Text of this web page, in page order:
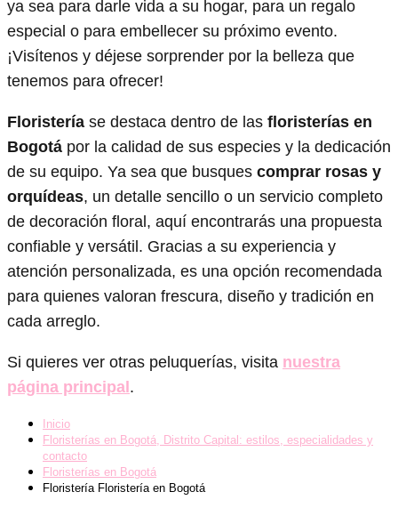
ya sea para darle vida a su hogar, para un regalo
especial o para embellecer su próximo evento.
¡Visítenos y déjese sorprender por la belleza que
tenemos para ofrecer!
Floristería se destaca dentro de las floristerías en
Bogotá por la calidad de sus especies y la dedicación
de su equipo. Ya sea que busques comprar rosas y
orquídeas, un detalle sencillo o un servicio completo
de decoración floral, aquí encontrarás una propuesta
confiable y versátil. Gracias a su experiencia y
atención personalizada, es una opción recomendada
para quienes valoran frescura, diseño y tradición en
cada arreglo.
Si quieres ver otras peluquerías, visita nuestra
página principal.
Inicio
Floristerías en Bogotá, Distrito Capital: estilos, especialidades y
contacto
Floristerías en Bogotá
Floristería Floristería en Bogotá